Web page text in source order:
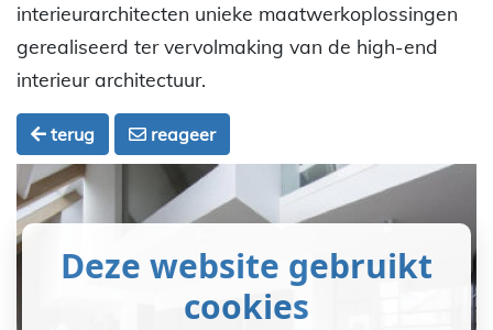
interieurarchitecten unieke maatwerkoplossingen
gerealiseerd ter vervolmaking van de high-end
interieur architectuur.
terug reageer
Deze website gebruikt
cookies